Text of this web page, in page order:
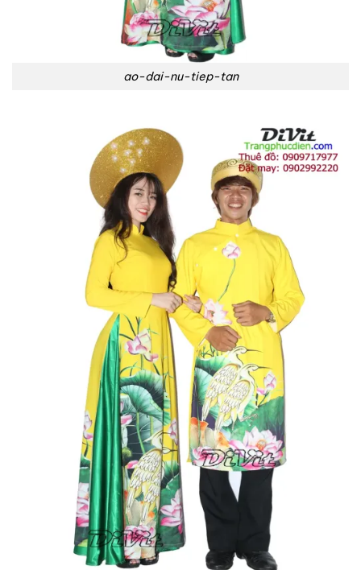
ao-dai-nu-tiep-tan